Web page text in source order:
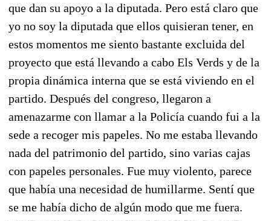
que dan su apoyo a la diputada. Pero está claro que
yo no soy la diputada que ellos quisieran tener, en
estos momentos me siento bastante excluida del
proyecto que está llevando a cabo Els Verds y de la
propia dinámica interna que se está viviendo en el
partido. Después del congreso, llegaron a
amenazarme con llamar a la Policía cuando fui a la
sede a recoger mis papeles. No me estaba llevando
nada del patrimonio del partido, sino varias cajas
con papeles personales. Fue muy violento, parece
que había una necesidad de humillarme. Sentí que
se me había dicho de algún modo que me fuera.